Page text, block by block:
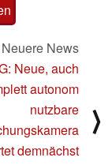
Neuere News
Neue, auch
autonom
nutzbare
demnächst
⟩